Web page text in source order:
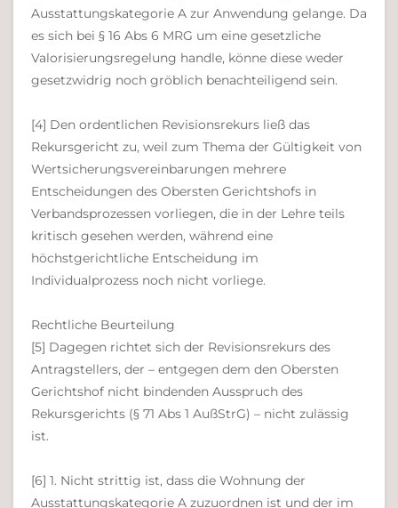
Ausstattungskategorie A zur Anwendung gelange. Da
es sich bei § 16 Abs 6 MRG um eine gesetzliche
Valorisierungsregelung handle, könne diese weder
gesetzwidrig noch gröblich benachteiligend sein.
[4] Den ordentlichen Revisionsrekurs ließ das
Rekursgericht zu, weil zum Thema der Gültigkeit von
Wertsicherungsvereinbarungen mehrere
Entscheidungen des Obersten Gerichtshofs in
Verbandsprozessen vorliegen, die in der Lehre teils
kritisch gesehen werden, während eine
höchstgerichtliche Entscheidung im
Individualprozess noch nicht vorliege.
Rechtliche Beurteilung
[5] Dagegen richtet sich der Revisionsrekurs des
Antragstellers, der – entgegen dem den Obersten
Gerichtshof nicht bindenden Ausspruch des
Rekursgerichts (§ 71 Abs 1 AußStrG) – nicht zulässig
ist.
[6] 1. Nicht strittig ist, dass die Wohnung der
Ausstattungskategorie A zuzuordnen ist und der im